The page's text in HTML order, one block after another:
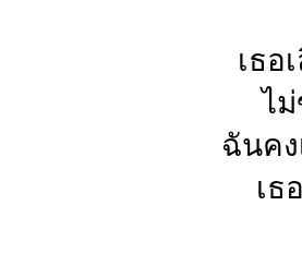
เธอ
ไ
ฉันค
เธ